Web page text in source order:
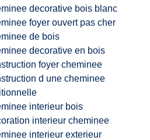
decorative bois blanc
foyer ouvert pas cher
de bois
decorative en bois
foyer cheminee
d une cheminee
interieur bois
interieur cheminee
interieur exterieur